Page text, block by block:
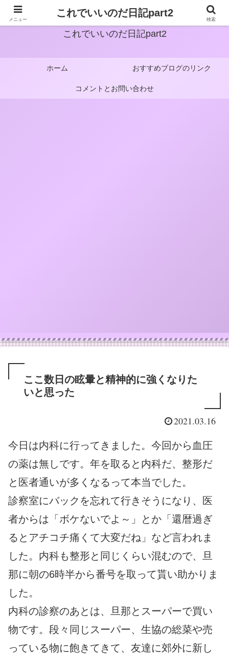
これでいいのだ日記part2
ホーム おすすめブログのリンク
コメントとお問い合わせ
ここ数日の眩暈と精神的に強くなりた
いと思った
2021.03.16
今日は内科に行ってきました。今回から血圧
の薬は無しです。年を取ると内科だ、整形だ
と医者通いが多くなるって本当でした。
診察室にバックを忘れて行きそうになり、医
者からは「ボケないでよ～」とか「還暦過ぎ
るとアチコチ痛くて大変だね」など言われま
した。内科も整形と同じくらい混むので、旦
那に朝の6時半から番号を取って貰い助かりま
した。
内科の診察のあとは、旦那とスーパーで買い
物です。段々同じスーパー、生協の総菜や売
っている物に飽きてきて、友達に郊外に新し
メニュー
これでいいのだ日記part2
検索